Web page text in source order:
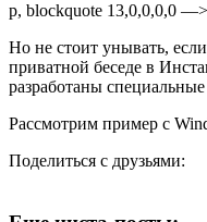
p, blockquote 13,0,0,0,0 —>
Но не стоит унывать,
приватной беседе в
разработаны
Рассмотрим пример с
Поделиться с друзьями: